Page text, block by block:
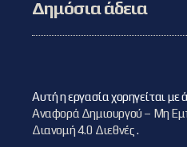
Δημόσια άδεια
Αυτή η εργασία χορηγείται με
Αναφορά Δημιουργού – Μη
Διανομή 4.0 Διεθνές.